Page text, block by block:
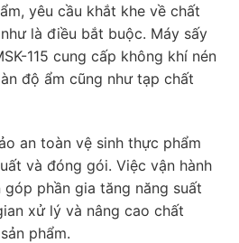
yêu cầu khắt khe về chất
là điều bắt buộc. Máy sấy
115 cung cấp không khí nén
độ ẩm cũng như tạp chất
an toàn vệ sinh thực phẩm
và đóng gói. Việc vận hành
phần gia tăng năng suất
xử lý và nâng cao chất
phẩm.